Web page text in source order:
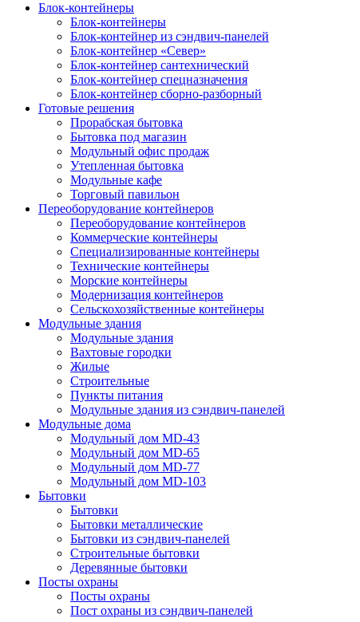
Блок-контейнеры
Блок-контейнеры
Блок-контейнер из сэндвич-панелей
Блок-контейнер «Север»
Блок-контейнер сантехнический
Блок-контейнер спецназначения
Блок-контейнер сборно-разборный
Готовые решения
Прорабская бытовка
Бытовка под магазин
Модульный офис продаж
Утепленная бытовка
Модульные кафе
Торговый павильон
Переоборудование контейнеров
Переоборудование контейнеров
Коммерческие контейнеры
Специализированные контейнеры
Технические контейнеры
Морские контейнеры
Модернизация контейнеров
Сельскохозяйственные контейнеры
Модульные здания
Модульные здания
Вахтовые городки
Жилые
Строительные
Пункты питания
Модульные здания из сэндвич-панелей
Модульные дома
Модульный дом MD-43
Модульный дом MD-65
Модульный дом MD-77
Модульный дом MD-103
Бытовки
Бытовки
Бытовки металлические
Бытовки из сэндвич-панелей
Строительные бытовки
Деревянные бытовки
Посты охраны
Посты охраны
Пост охраны из сэндвич-панелей